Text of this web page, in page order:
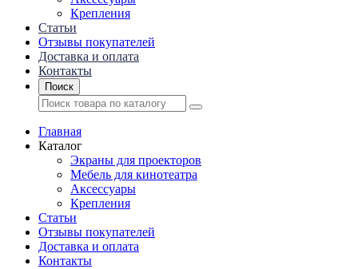
Крепления
Статьи
Отзывы покупателей
Доставка и оплата
Контакты
Поиск
Главная
Каталог
Экраны для проекторов
Mебель для кинотеатра
Аксессуары
Крепления
Статьи
Отзывы покупателей
Доставка и оплата
Контакты